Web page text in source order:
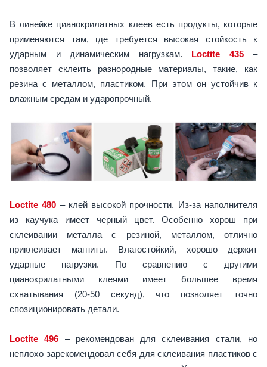
В линейке цианокрилатных клеев есть продукты, которые
применяются там, где требуется высокая стойкость к
ударным и динамическим нагрузкам. Loctite 435–
позволяет склеить разнородные материалы, такие, как
резина с металлом, пластиком. При этом он устойчив к
влажным средам и ударопрочный.
Loctite 480 – клей высокой прочности. Из-за наполнителя
из каучука имеет черный цвет. Особенно хорош при
склеивании металла с резиной, металлом, отлично
приклеивает магниты. Влагостойкий, хорошо держит
ударные нагрузки. По сравнению с другими
цианокрилатными клеями имеет большее время
схватывания (20-50 секунд), что позволяет точно
спозиционировать детали.
Loctite 496 – рекомендован для склеивания стали, но
неплохо зарекомендовал себя для склеивания пластиков с